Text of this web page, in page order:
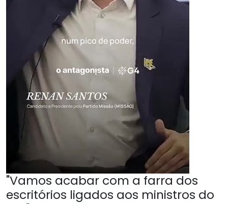
"Vamos acabar com a farra dos
escritórios ligados aos ministros do